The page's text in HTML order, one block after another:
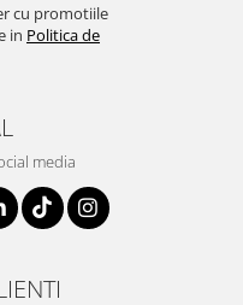
cu promotiile
in Politica de
media